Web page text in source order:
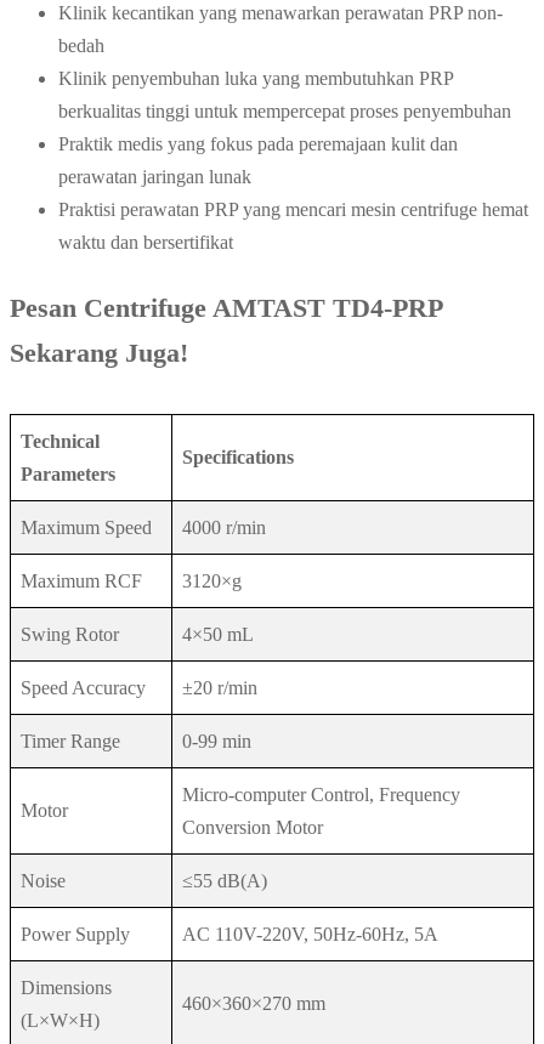
Klinik kecantikan yang menawarkan perawatan PRP non-
bedah
Klinik penyembuhan luka yang membutuhkan PRP
berkualitas tinggi untuk mempercepat proses penyembuhan
Praktik medis yang fokus pada peremajaan kulit dan
perawatan jaringan lunak
Praktisi perawatan PRP yang mencari mesin centrifuge hemat
waktu dan bersertifikat
Pesan Centrifuge AMTAST TD4-PRP
Sekarang Juga!
Technical
Parameters
Specifications
Maximum Speed 4000 r/min
Maximum RCF 3120×g
Swing Rotor 4×50 mL
Speed Accuracy ±20 r/min
Timer Range 0-99 min
Motor
Micro-computer Control, Frequency
Conversion Motor
Noise ≤55 dB(A)
Power Supply AC 110V-220V, 50Hz-60Hz, 5A
Dimensions
(L×W×H)
460×360×270 mm